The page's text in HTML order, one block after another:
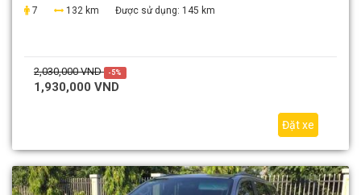
7
132 km Được sử dụng: 145 km
2,030,000 VND -5%
1,930,000 VND
Đặt xe